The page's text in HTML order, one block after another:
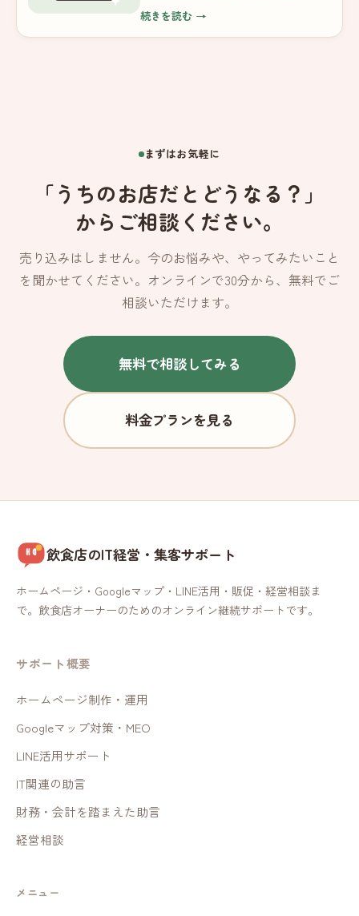
続きを読む →
まずはお気軽に
「うちのお店だとどうなる？」
からご相談ください。
売り込みはしません。今のお悩みや、やってみたいこと
を聞かせてください。オンラインで30分から、無料でご
相談いただけます。
無料で相談してみる
料金プランを見る
飲食店のIT経営・集客サポート
ホームページ・Googleマップ・LINE活用・販促・経営相談ま
で。飲食店オーナーのためのオンライン継続サポートです。
サポート概要
ホームページ制作・運用
Googleマップ対策・MEO
LINE活用サポート
IT関連の助言
財務・会計を踏まえた助言
経営相談
メニュー